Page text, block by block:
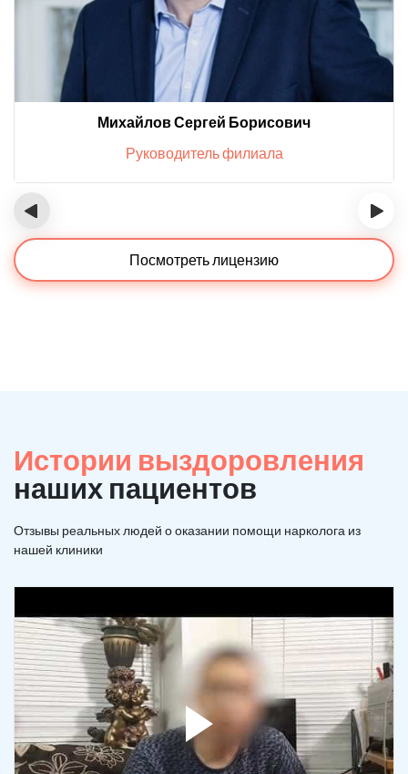
Михайлов Сергей Борисович
Руководитель филиала
‹ ›
Посмотреть лицензию
Истории выздоровления
наших пациентов
Отзывы реальных людей о оказании помощи нарколога из
нашей клиники